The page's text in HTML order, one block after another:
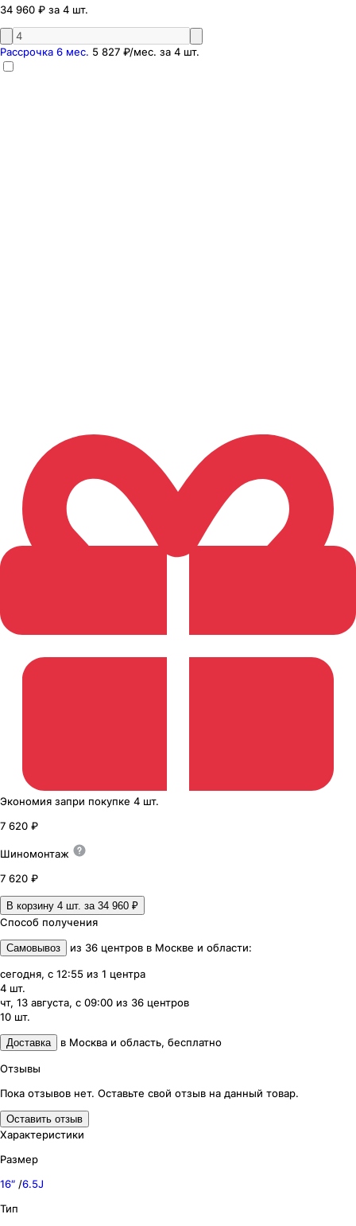
34 960 ₽ за 4 шт.
Рассрочка 6 мес. 5 827 ₽/мес. за 4 шт.
Экономия запри покупке 4 шт.
7 620 ₽
Шиномонтаж
7 620 ₽
В корзину 4 шт. за 34 960 ₽
Способ получения
Самовывоз из 36 центров в Москве и области:
сегодня, с 12:55 из 1 центра
4 шт.
чт, 13 августа, с 09:00 из 36 центров
10 шт.
Доставка в Москва и область, бесплатно
Отзывы
Пока отзывов нет. Оставьте свой отзыв на данный товар.
Оставить отзыв
Характеристики
Размер
16″ /6.5J
Тип